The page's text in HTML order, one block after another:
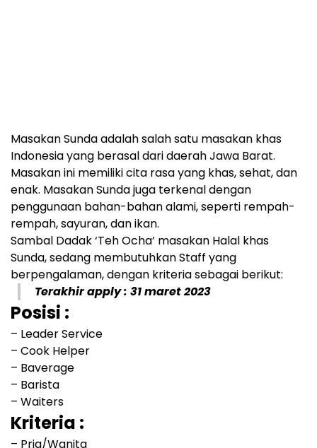
Masakan Sunda adalah salah satu masakan khas
Indonesia yang berasal dari daerah Jawa Barat.
Masakan ini memiliki cita rasa yang khas, sehat, dan
enak. Masakan Sunda juga terkenal dengan
penggunaan bahan-bahan alami, seperti rempah-
rempah, sayuran, dan ikan.
Sambal Dadak ‘Teh Ocha’ masakan Halal khas
Sunda, sedang membutuhkan Staff yang
berpengalaman, dengan kriteria sebagai berikut:
Terakhir apply : 31 maret 2023
Posisi :
– Leader Service
– Cook Helper
– Baverage
– Barista
– Waiters
Kriteria :
– Pria/Wanita